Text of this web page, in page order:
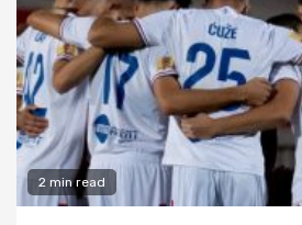
2 min read